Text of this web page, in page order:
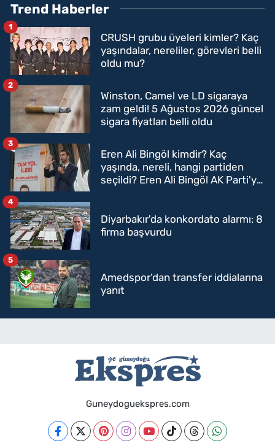
Trend Haberler
CRUSH grubu üyeleri kimler? Kaç
yaşındalar, nereliler, görevleri belli
oldu mu?
1
Winston, Camel ve LD sigaraya
zam geldi! 5 Ağustos 2026 güncel
sigara fiyatları belli oldu
2
Eren Ali Bingöl kimdir? Kaç
yaşında, nereli, hangi partiden
seçildi? Eren Ali Bingöl AK Parti'ye
3
Diyarbakır'da konkordato alarmı: 8
firma başvurdu
4
Amedspor’dan transfer iddialarına
yanıt
5
Guneydoguekspres.com